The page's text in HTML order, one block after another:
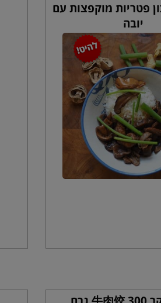
פטריות מוקפצות עם
יובה